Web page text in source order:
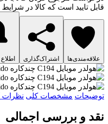
قابل تایید است که کالا در شرایط
علاقه‌مندی‌ها اشتراک‌گذاری
توضیحات مشخصات کلی نظرات
نقد و بررسی اجمالی